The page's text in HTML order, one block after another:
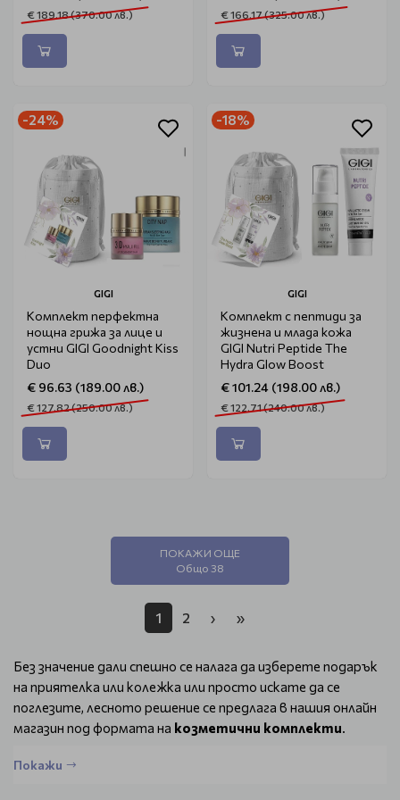
€ 189.18 (370.00 лв.) € 166.17 (325.00 лв.)
-24%
GIGI
Комплект перфектна
нощна грижа за лице и
устни GIGI Goodnight Kiss
Duo
€ 96.63 (189.00 лв.)
€ 127.82 (250.00 лв.)
-18%
GIGI
Комплект с пептиди за
жизнена и млада кожа
GIGI Nutri Peptide The
Hydra Glow Boost
€ 101.24 (198.00 лв.)
€ 122.71 (240.00 лв.)
ПОКАЖИ ОЩЕ
Общо 38
1 2 › »
Без значение дали спешно се налага да изберете подарък
на приятелка или колежка или просто искате да се
поглезите, лесното решение се предлага в нашия онлайн
магазин под формата на козметични комплекти.
Красива опаковка побира всичко и на практика се
Покажи